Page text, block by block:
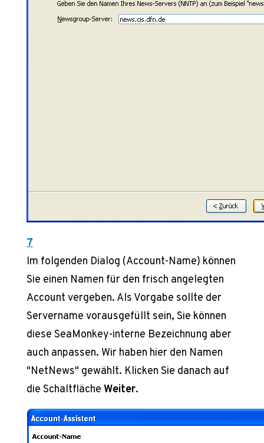
7
Im folgenden Dialog (Account-Name) können
Sie einen Namen für den frisch angelegten
Account vergeben. Als Vorgabe sollte der
Servername vorausgefüllt sein, Sie können
diese SeaMonkey-interne Bezeichnung aber
auch anpassen. Wir haben hier den Namen
"NetNews" gewählt. Klicken Sie danach auf
die Schaltfläche Weiter.